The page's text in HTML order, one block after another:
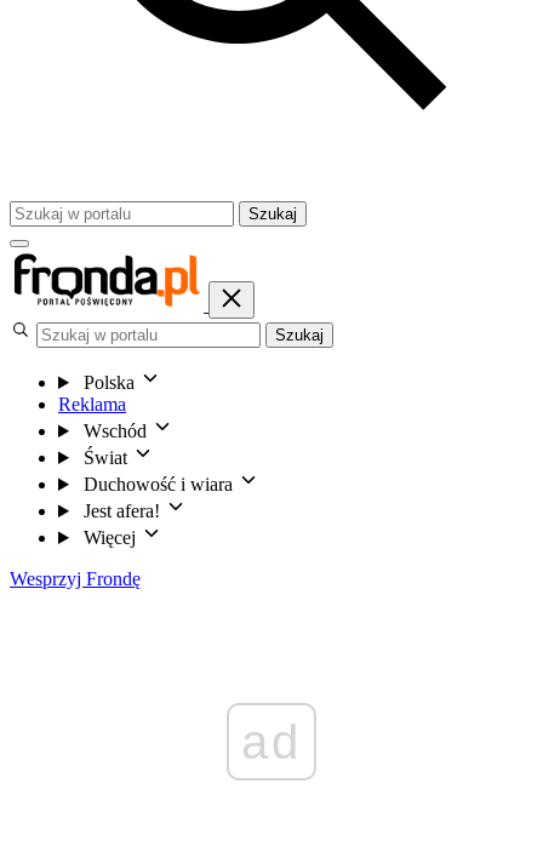
Szukaj
Szukaj
Polska
Reklama
Wschód
Świat
Duchowość i wiara
Jest afera!
Więcej
Wesprzyj Frondę
ad